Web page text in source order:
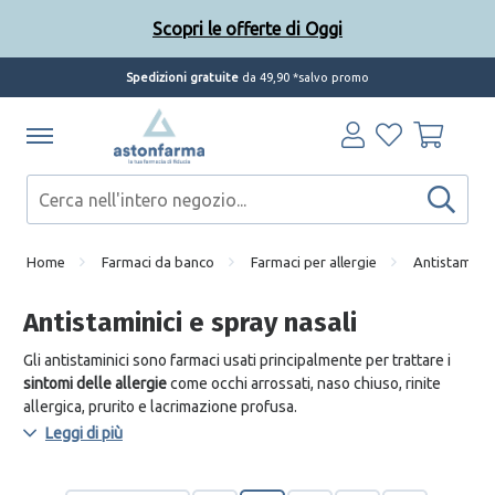
Spedizioni gratuite da 49,90 *salvo promo
Home Farmaci da banco Farmaci per allergie
Antistaminici e spray nasali
Gli antistaminici sono farmaci usati principalmente per trattare i
sintomi delle allergiecome occhi arrossati, naso chiuso, rinite
allergica, prurito e lacrimazione profusa.
Il principio alla base dei farmaci antistaminici è il blocco
Leggi di più
Scopri le offerte di Oggi